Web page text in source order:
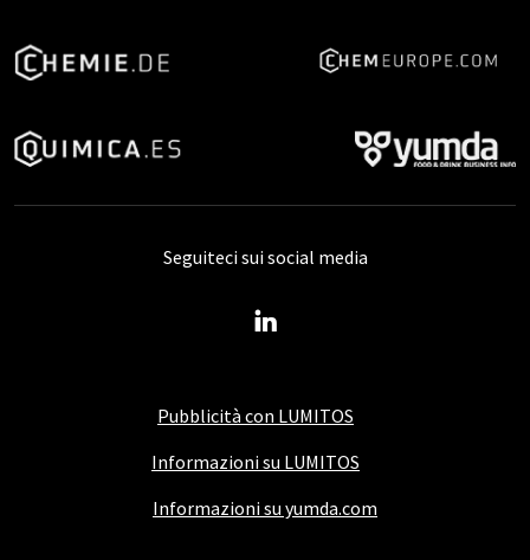
Pubblicità con LUMITOS
Informazioni su LUMITOS
Informazioni su yumda.com
Seguiteci sui social media